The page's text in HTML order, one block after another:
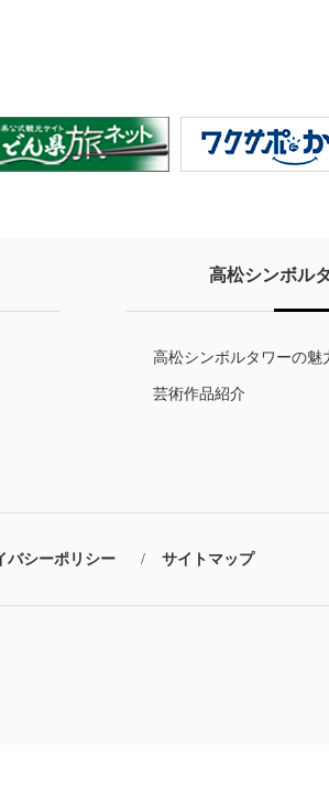
高松シンボル
高松シンボルタワーの魅
芸術作品紹介
バシーポリシー サイトマップ